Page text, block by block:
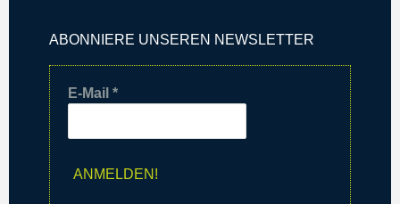
ABONNIERE UNSEREN NEWSLETTER
E-Mail *